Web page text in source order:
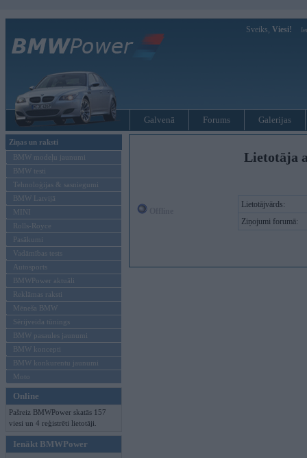
Sveiks, Viesi!
Galvenā Forums Galerijas
Ziņas un raksti
BMW modeļu jaunumi
BMW testi
Tehnoloģijas & sasniegumi
BMW Latvijā
MINI
Rolls-Royce
Pasākumi
Vadāmības tests
Autosports
BMWPower aktuāli
Reklāmas raksti
Mēneša BMW
Sērijveida tūnings
BMW pasaules jaunumi
BMW koncepti
BMW konkurentu jaunumi
Moto
Online
Pašreiz BMWPower skatās 157
viesi un 4 reģistrēti lietotāji.
Ienākt BMWPower
Lietotāja
Lietotājvārds:
Ziņojumi forumā: